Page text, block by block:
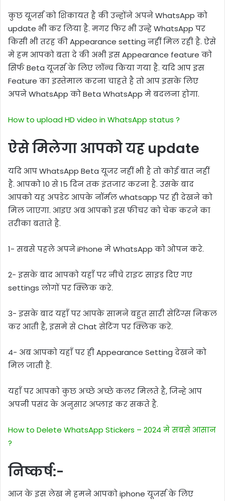
कुछ यूजर्स को शिकायत है की उन्होंने अपने WhatsApp को
update भी कर लिया है. मगर फिर भी उन्हे WhatsApp पर
किसी भी तरह की Appearance setting नहीं मिल रही है. ऐसे
मे हम आपको बता दे की अभी इस Appearance feature को
सिर्फ Beta यूजर्स के लिए लॉन्च किया गया है. यदि आप इस
Feature का इस्तेमाल करना चाहते है तो आप इसके लिए
अपने WhatsApp को Beta WhatsApp मे बदलना होगा.
How to upload HD video in WhatsApp status ?
ऐसे मिलेगा आपको यह update
यदि आप WhatsApp Beta यूजर नहीं भी है तो कोई बात नहीं
है. आपको 10 से 15 दिन तक इंतजार करना है. उसके बाद
आपको यह अपडेट आपके नॉर्मल whatsapp पर ही देखने को
मिल जाएगा. आइए अब आपको इस फीचर को चेक करने का
तरीका बताते है.
1- सबसे पहले अपने iPhone मे WhatsApp को ओपन करे.
2- इसके बाद आपको यहाँ पर नीचे राइट साइड दिए गए
settings लोगों पर क्लिक करे.
3- इसके बाद यहाँ पर आपके सामने बहुत सारी सेटिंग्स निकल
कर आती है, इसमे से Chat सेटिंग पर क्लिक करे.
4- अब आपको यहाँ पर ही Appearance Setting देखने को
मिल जाती है.
यहाँ पर आपको कुछ अच्छे अच्छे कलर मिलते है, जिन्हे आप
अपनी पसंद के अनुसार अप्लाइ कर सकते है.
How to Delete WhatsApp Stickers – 2024 मे सबसे आसान
?
निष्कर्ष:-
आज के इस लेख मे हमने आपको iphone यूजर्स के लिए